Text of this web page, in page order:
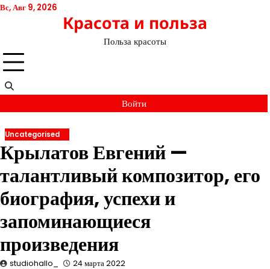
Перейти
Вс, Авг 9, 2026
Красота и польза
Польза красоты
Войти
Uncategorised
Крылатов Евгений —
талантливый композитор, его
биография, успехи и
запоминающиеся
произведения
studiohallo_ 24 марта 2022